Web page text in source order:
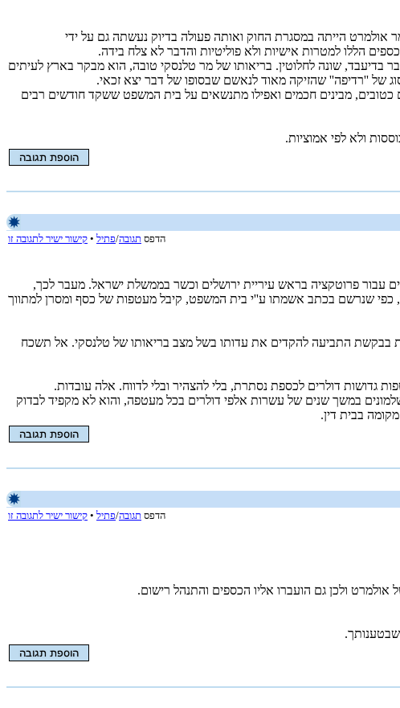
ניזונים מהדלפות של גורמי האכיפה היית למד שעד שנת 2008 קבלת הכספים שקיבל מר אולמרט הייתה במסגרת החוק ואותה פעולה בדיוק נעשתה גם על ידי
הללו למטרות אישיות ולא פוליטיות והדבר לא צלח בידה.
בדיעבד, שונה לחלוטין. בריאותו של מר טלנסקי טובה, הוא מבקר בארץ לעיתים
של ''רדיפה'' שהזיקה מאוד לנאשם שבסופו של דבר יצא זכאי.
מבינים חכמים ואפילו מתנשאים על בית המשפט ששקד חודשים רבים
ולא לפי אמוציות.
הדפס תגובה/פתיל • קישור ישיר לתגובה זו
עבור פרוטקציה בראש עיריית ירושלים וכשר בממשלת ישראל. מעבר לכך,
כפי שנרשם בכתב אשמתו ע''י בית המשפט, קיבל מעטפות של כסף ומסרן למתווך
כך ב-‏2008. יתכן שבית המשפט התרשם שיש טענת אמת בבקשת התביעה להקדים את עדותו בשל מצב בריאותו של טלנסקי. אל תשכח
דולרים לכספת נסתרת, בלי להצהיר ובלי לדווח. אלה עובדות.
במשך שנים של עשרות אלפי דולרים בכל מעטפה, והוא לא מקפיד לבדוק
בבית דין.
הדפס תגובה/פתיל • קישור ישיר לתגובה זו
ולכן גם הועברו אליו הכספים והתנהל רישום.